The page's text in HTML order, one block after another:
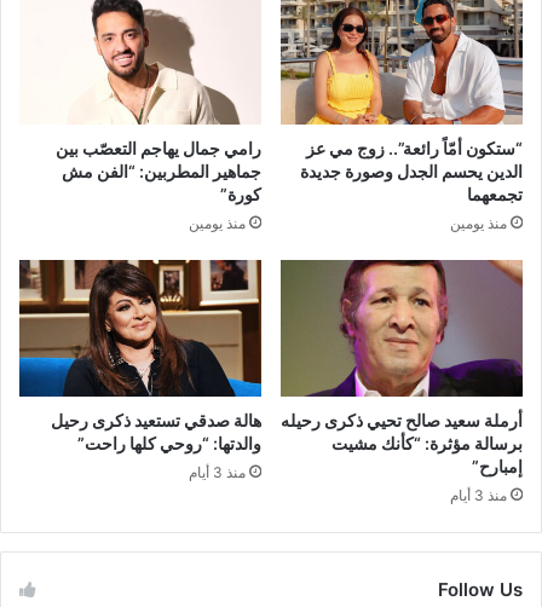
“ستكون أمّاً رائعة”.. زوج مي عز
الدين يحسم الجدل وصورة جديدة
تجمعهما
منذ يومين
رامي جمال يهاجم التعصّب بين
جماهير المطربين: “الفن مش
كورة”
منذ يومين
أرملة سعيد صالح تحيي ذكرى رحيله
برسالة مؤثرة: “كأنك مشيت
إمبارح”
منذ 3 أيام
هالة صدقي تستعيد ذكرى رحيل
والدتها: “روحي كلها راحت”
منذ 3 أيام
Follow Us